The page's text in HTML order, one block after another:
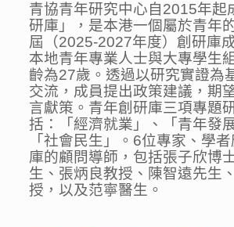
青協青年研究中心自2015年起
研庫」，是本港一個屬於青年
屆（2025-2027年度）創研庫
本地青年專業人士與大專學生
齡為27歲。透過以研究實證為
交流，成員提出政策建議，期
言獻策。青年創研庫三項專題
括：「經濟就業」、「青年發
「社會民生」。6位專家、學
庫的顧問導師，包括張子欣博
生、張炳良教授、陳智遠先生
授，以及范寧醫生。